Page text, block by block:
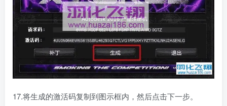
17.将生成的激活码复制到图示框内，然后点击下一步。